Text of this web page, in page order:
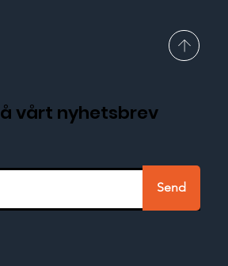
vårt nyhetsbrev
Send